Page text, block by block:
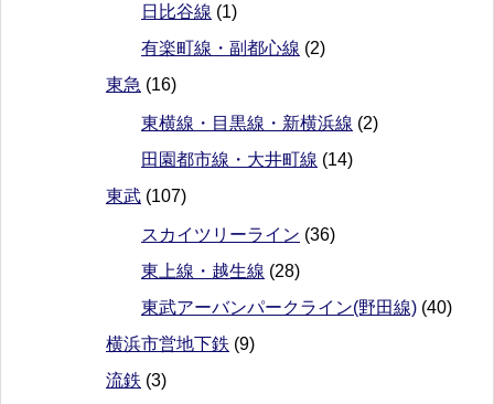
日比谷線 (1)
有楽町線・副都心線 (2)
東急 (16)
東横線・目黒線・新横浜線 (2)
田園都市線・大井町線 (14)
東武 (107)
スカイツリーライン (36)
東上線・越生線 (28)
東武アーバンパークライン(野田線) (40)
横浜市営地下鉄 (9)
流鉄 (3)